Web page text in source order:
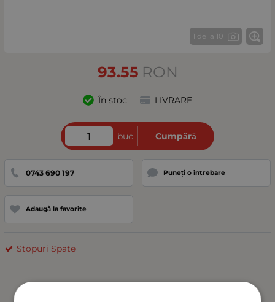
1 de la 10
93.55 RON
În stoc LIVRARE
buc Cumpără
0743 690 197 Puneți o întrebare
Adaugă la favorite
Stopuri Spate